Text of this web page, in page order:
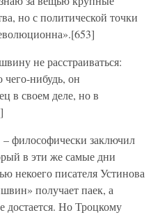
но с политической точки
не расстраиваться:
чего-нибудь, он
в своем деле, но в
философически заключил
в эти же самые дни
некоего писателя Устинова
получает паек, а
достается. Но Троцкому